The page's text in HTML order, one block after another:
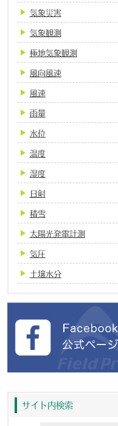
気象災害
気象観測
極地気象観測
風向風速
風速
雨量
水位
温度
湿度
日射
積雪
太陽光発電計測
気圧
土壌水分
サイト内検索